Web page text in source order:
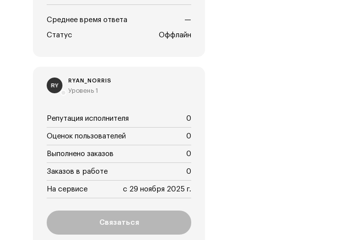
Среднее время ответа —
Статус Оффлайн
RY
RYAN_NORRIS
Уровень 1
Репутация исполнителя 0
Оценок пользователей 0
Выполнено заказов 0
Заказов в работе 0
На сервисе с 29 ноября 2025 г.
Связаться